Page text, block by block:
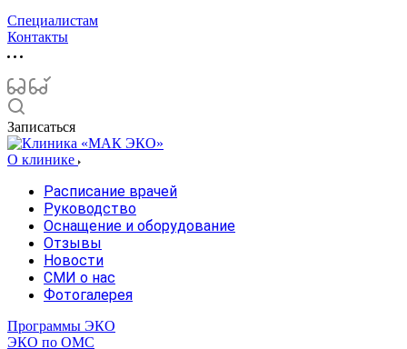
Специалистам
Контакты
Записаться
О клинике
Расписание врачей
Руководство
Оснащение и оборудование
Отзывы
Новости
СМИ о нас
Фотогалерея
Программы ЭКО
ЭКО по ОМС